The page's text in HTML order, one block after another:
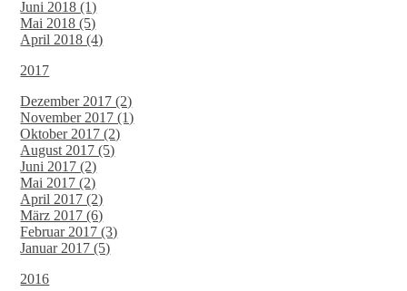
Juni 2018 (1)
Mai 2018 (5)
April 2018 (4)
2017
Dezember 2017 (2)
November 2017 (1)
Oktober 2017 (2)
August 2017 (5)
Juni 2017 (2)
Mai 2017 (2)
April 2017 (2)
März 2017 (6)
Februar 2017 (3)
Januar 2017 (5)
2016